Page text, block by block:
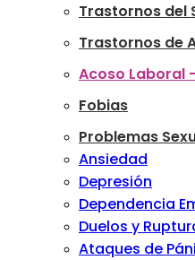
Trastornos del
Trastornos de
Acoso Laboral
Fobias
Problemas
Ansiedad
Depresión
Dependencia
Duelos y
Ataques de